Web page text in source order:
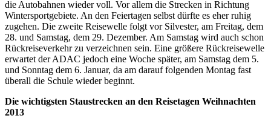
die Autobahnen wieder voll. Vor allem die Strecken in Richtung
Wintersportgebiete. An den Feiertagen selbst dürfte es eher ruhig
zugehen. Die zweite Reisewelle folgt vor Silvester, am Freitag, dem
28. und Samstag, dem 29. Dezember. Am Samstag wird auch schon
Rückreiseverkehr zu verzeichnen sein. Eine größere Rückreisewelle
erwartet der ADAC jedoch eine Woche später, am Samstag dem 5.
und Sonntag dem 6. Januar, da am darauf folgenden Montag fast
überall die Schule wieder beginnt.
Die wichtigsten Staustrecken an den Reisetagen Weihnachten
2013